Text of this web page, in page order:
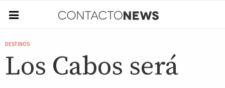
DESTINOS
Los Cabos será